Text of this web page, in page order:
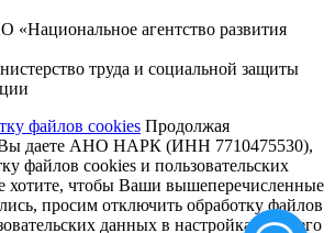
агентство развития
труда и социальной защиты
файлов cookies Продолжая
Вы даете АНО НАРК (ИНН 7710475530),
файлов cookies и пользовательских
хотите, чтобы Ваши вышеперечисленные
просим отключить обработку файлов
данных в настройках Вашего